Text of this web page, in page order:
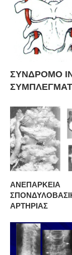
ΣΥΝΔΡΟΜΟ
ΑΝΕΠΑΡΚΕΙΑ
ΑΡΤΗΡΙΑΣ